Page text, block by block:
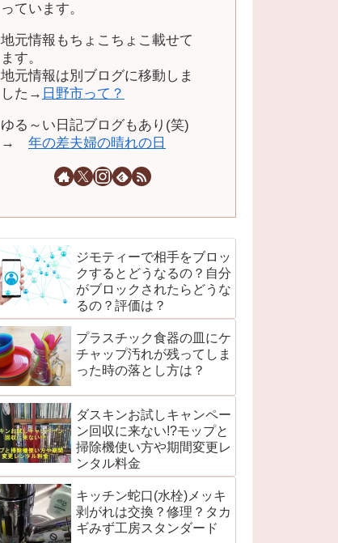
っています。
地元情報もちょこちょこ載せて
ます。
地元情報は別ブログに移動しま
した→ 日野市って？
ゆる～い日記ブログもあり(笑)
→ 年の差夫婦の晴れの日
ジモティーで相手をブロッ
クするとどうなるの？自分
がブロックされたらどうな
るの？評価は？
プラスチック食器の皿にケ
チャップ汚れが残ってしま
った時の落とし方は？
ダスキンお試しキャンペー
ン回収に来ない!?モップと
掃除機使い方や期間変更レ
ンタル料金
キッチン蛇口(水栓)メッキ
剥がれは交換？修理？タカ
ギみず工房スタンダード